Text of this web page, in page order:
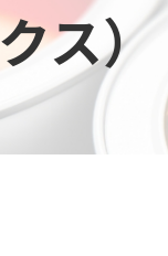
ス）